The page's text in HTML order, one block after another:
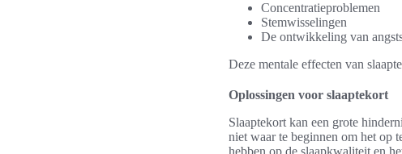
Concentratieproblemen
Stemwisselingen
De ontwikkeling van
Deze mentale effecten van
Oplossingen voor slaaptekort
Slaaptekort kan een grote
niet waar te beginnen om het op
hebben op de slaapkwaliteit en